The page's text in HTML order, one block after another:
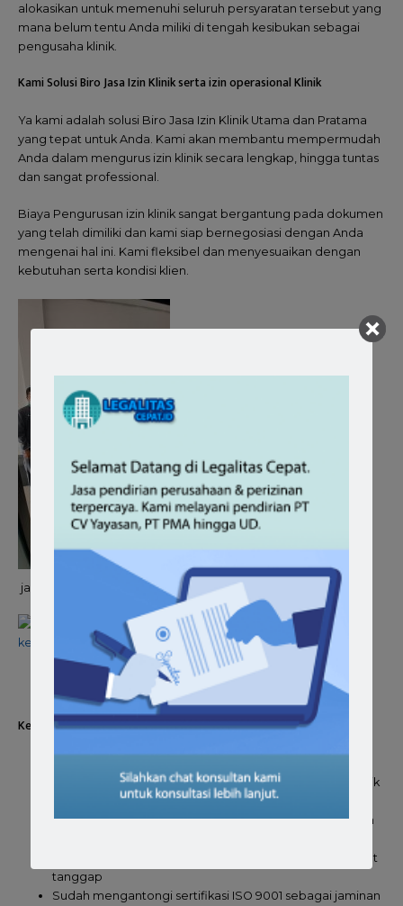
alokasikan untuk memenuhi seluruh persyaratan tersebut yang
mana belum tentu Anda miliki di tengah kesibukan sebagai
pengusaha klinik.
Kami Solusi Biro Jasa Izin Klinik serta izin operasional Klinik
Ya kami adalah solusi Biro Jasa Izin Klinik Utama dan Pratama
yang tepat untuk Anda. Kami akan membantu mempermudah
Anda dalam mengurus izin klinik secara lengkap, hingga tuntas
dan sangat professional.
Biaya Pengurusan izin klinik sangat bergantung pada dokumen
yang telah dimiliki dan kami siap bernegosiasi dengan Anda
mengenai hal ini. Kami fleksibel dan menyesuaikan dengan
kebutuhan serta kondisi klien.
jasa pengurusan izin klinik
jasa pengurusan izin klinik
kecantikan
Kenapa Memilih Kami sebagai Jasa Pengurusan Izin Klinik
syarat izin operasional klinik , klinik pratama maupun klinik
Sudah melayani banyak pengurusan izin klinik di seluruh
Didukung tim yang solid dengan pelayanan yang sangat
tanggap
Sudah mengantongi sertifikasi ISO 9001 sebagai jaminan